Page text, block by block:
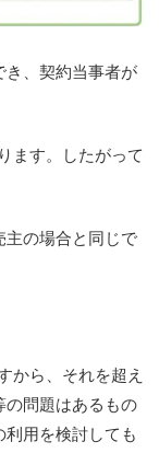
き、契約当事者が
ます。したがって
主の場合と同じで
から、それを超え
の問題はあるもの
用を検討しても